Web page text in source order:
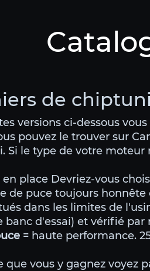
de
versions ci-dessous
pouvez le trouver sur
Si le type de votre
place Devriez-vous
de puce toujours
dans les limites de
d'essai) et vérifié par
= haute performance.
que vous y gagnez voyez